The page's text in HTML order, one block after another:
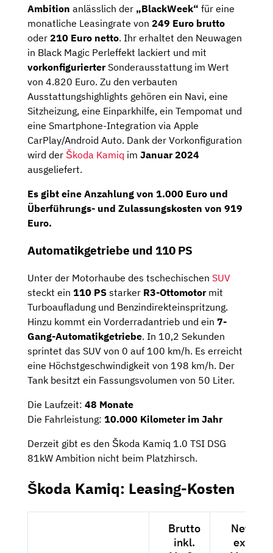
Ambition anlässlich der „BlackWeek“ für eine
monatliche Leasingrate von 249 Euro brutto
oder 210 Euro netto. Ihr erhaltet den Neuwagen
in Black Magic Perleffekt lackiert und mit
vorkonfigurierterSonderausstattung im Wert
von 4.820 Euro. Zu den verbauten
Ausstattungshighlights gehören ein Navi, eine
Sitzheizung, eine Einparkhilfe, ein Tempomat und
eine Smartphone-Integration via Apple
CarPlay/Android Auto. Dank der Vorkonfiguration
wird der Škoda Kamiq im Januar 2024
ausgeliefert.
Es gibt eine Anzahlung von 1.000 Euro und
Überführungs- und Zulassungskosten von 919
Euro.
Automatikgetriebe und 110 PS
Unter der Motorhaube des tschechischen SUV
steckt ein 110 PS starker R3-Ottomotormit
Turboaufladung und Benzindirekteinspritzung.
Hinzu kommt ein Vorderradantrieb und ein 7-
Gang-Automatikgetriebe. In 10,2 Sekunden
sprintet das SUV von 0 auf 100 km/h. Es erreicht
eine Höchstgeschwindigkeit von 198 km/h. Der
Tank besitzt ein Fassungsvolumen von 50 Liter.
Die Laufzeit: 48 Monate
Die Fahrleistung: 10.000 Kilometer im Jahr
Derzeit gibt es den Škoda Kamiq 1.0 TSI DSG
81kW Ambition nicht beim Platzhirsch.
Škoda Kamiq: Leasing-Kosten
Brutto
inkl.
Netto
exkl.